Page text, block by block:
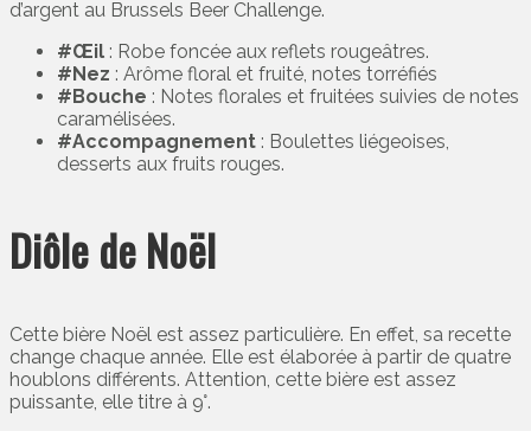
d’argent au Brussels Beer Challenge.
#Œil : Robe foncée aux reflets rougeâtres.
#Nez : Arôme floral et fruité, notes torréfiés
#Bouche : Notes florales et fruitées suivies de notes
caramélisées.
#Accompagnement : Boulettes liégeoises,
desserts aux fruits rouges.
Diôle de Noël
Cette bière Noël est assez particulière. En effet, sa recette
change chaque année. Elle est élaborée à partir de quatre
houblons différents. Attention, cette bière est assez
puissante, elle titre à 9°.